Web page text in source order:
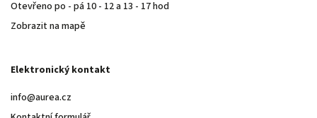
Otevřeno po - pá 10 - 12 a 13 - 17 hod
Zobrazit na mapě
Elektronický kontakt
info@aurea.cz